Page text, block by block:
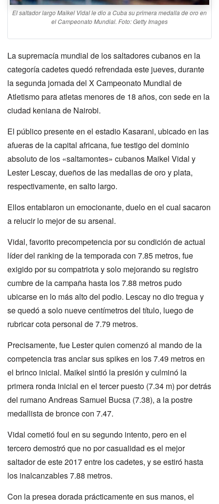
El saltador largo Maikel Vidal le dio a Cuba su primera medalla de oro en
el Campeonato Mundial. Foto: Getty Images
La supremacía mundial de los saltadores cubanos en la
categoría cadetes quedó refrendada este jueves, durante
la segunda jornada del X Campeonato Mundial de
Atletismo para atletas menores de 18 años, con sede en la
ciudad keniana de Nairobi.
El público presente en el estadio Kasarani, ubicado en las
afueras de la capital africana, fue testigo del dominio
absoluto de los «saltamontes» cubanos Maikel Vidal y
Lester Lescay, dueños de las medallas de oro y plata,
respectivamente, en salto largo.
Ellos entablaron un emocionante, duelo en el cual sacaron
a relucir lo mejor de su arsenal.
Vidal, favorito precompetencia por su condición de actual
líder del ranking de la temporada con 7.85 metros, fue
exigido por su compatriota y solo mejorando su registro
cumbre de la campaña hasta los 7.88 metros pudo
ubicarse en lo más alto del podio. Lescay no dio tregua y
se quedó a solo nueve centímetros del título, luego de
rubricar cota personal de 7.79 metros.
Precisamente, fue Lester quien comenzó al mando de la
competencia tras anclar sus spikes en los 7.49 metros en
el brinco inicial. Maikel sintió la presión y culminó la
primera ronda inicial en el tercer puesto (7.34 m) por detrás
del rumano Andreas Samuel Bucsa (7.38), a la postre
medallista de bronce con 7.47.
Vidal cometió foul en su segundo intento, pero en el
tercero demostró que no por casualidad es el mejor
saltador de este 2017 entre los cadetes, y se estiró hasta
los inalcanzables 7.88 metros.
Con la presea dorada prácticamente en sus manos, el